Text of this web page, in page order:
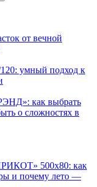
от вечной
умный подход к
как выбрать
о сложностях в
500x80: как
и почему лето —